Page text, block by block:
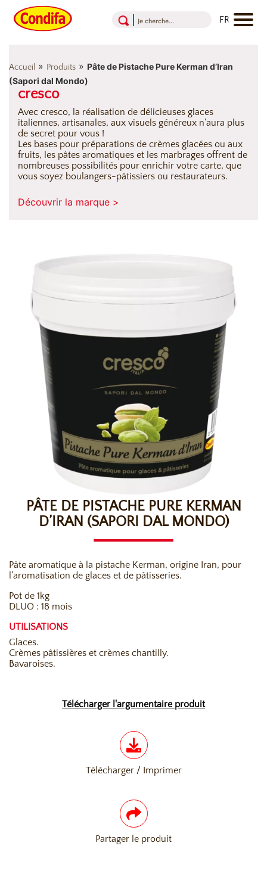
Accueil » Produits » Pâte de Pistache Pure Kerman d’Iran
(Sapori dal Mondo)
cresco
Avec cresco, la réalisation de délicieuses glaces
italiennes, artisanales, aux visuels généreux n’aura plus
de secret pour vous !
Les bases pour préparations de crèmes glacées ou aux
fruits, les pâtes aromatiques et les marbrages offrent de
nombreuses possibilités pour enrichir votre carte, que
vous soyez boulangers-pâtissiers ou restaurateurs.
Découvrir la marque >
PÂTE DE PISTACHE PURE KERMAN
D’IRAN (SAPORI DAL MONDO)
Pâte aromatique à la pistache Kerman, origine Iran, pour
l’aromatisation de glaces et de pâtisseries.
Pot de 1kg
DLUO : 18 mois
UTILISATIONS
Glaces.
Crèmes pâtissières et crèmes chantilly.
Bavaroises.
Télécharger l'argumentaire produit
Télécharger / Imprimer
Partager le produit